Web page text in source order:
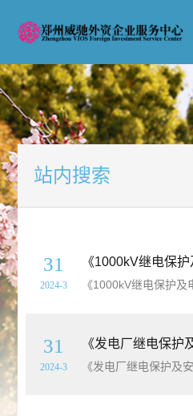
站内搜索
31
2024-3
《1000kV继电保护及电网安全
31
2024-3
《发电厂继电保护及安